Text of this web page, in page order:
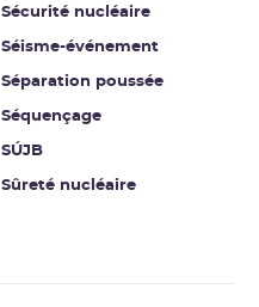
Sécurité nucléaire
Séisme-événement
Séparation poussée
Séquençage
SÚJB
Sûreté nucléaire